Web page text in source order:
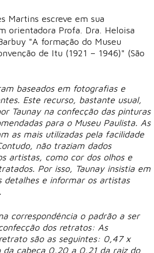
Martins escreve em sua
orientadora Profa. Dra. Heloisa
"A formação do Museu
de Itu (1921 – 1946)" (São
baseados em fotografias e
Este recurso, bastante usual,
Taunay na confecção das pinturas
para o Museu Paulista. As
as mais utilizadas pela facilidade
não traziam dados
artistas, como cor dos olhos e
Por isso, Taunay insistia em
detalhes e informar os artistas
correspondência o padrão a ser
dos retratos: As
são as seguintes: 0,47 x
da cabeça 0,20 a 0,21 da raiz do